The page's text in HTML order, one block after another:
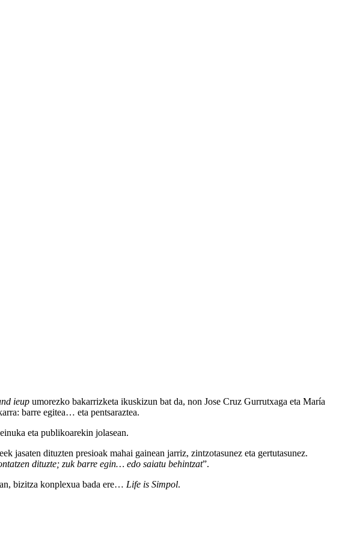
ieup umorezko bakarrizketa ikuskizun bat da, non Jose Cruz Gurrutxaga eta María
barre egitea… eta pentsaraztea.
eta publikoarekin jolasean.
jasaten dituzten presioak mahai gainean jarriz, zintzotasunez eta gertutasunez.
dituzte; zuk barre egin… edo saiatu behintzat”.
bizitza konplexua bada ere… Life is Simpol.